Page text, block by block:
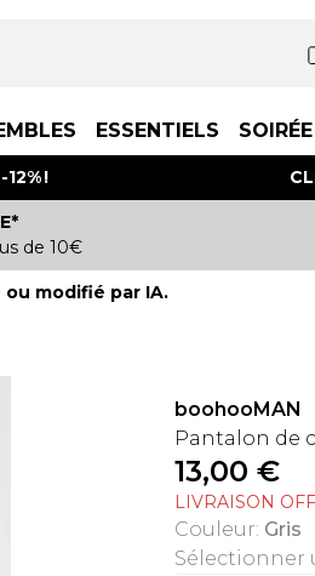
ESSENTIELS SOIRÉE
!
de 10€
modifié par IA.
boohooMAN
Pantalon de
13,00 €
LIVRAISON
Couleur: Gris
Sélectionner